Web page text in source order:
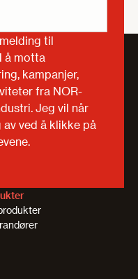
til
å motta
kampanjer,
fra NOR-
Jeg vil når
ved å klikke på